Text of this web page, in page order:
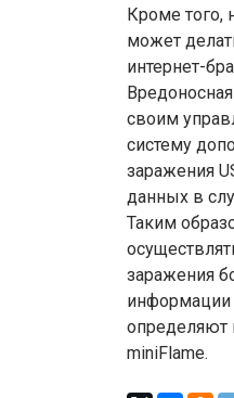
Кроме того,
может
интернет-
своим
систему
заражения
данных в
Таким
заражения
информации
определяют
miniFlame.